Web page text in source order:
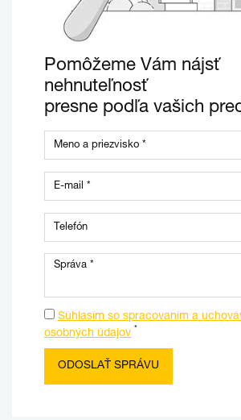
Pomôžeme Vám nájsť
nehnuteľnosť
presne podľa vašich
Súhlasím so spracovaním a
osobných údajov *